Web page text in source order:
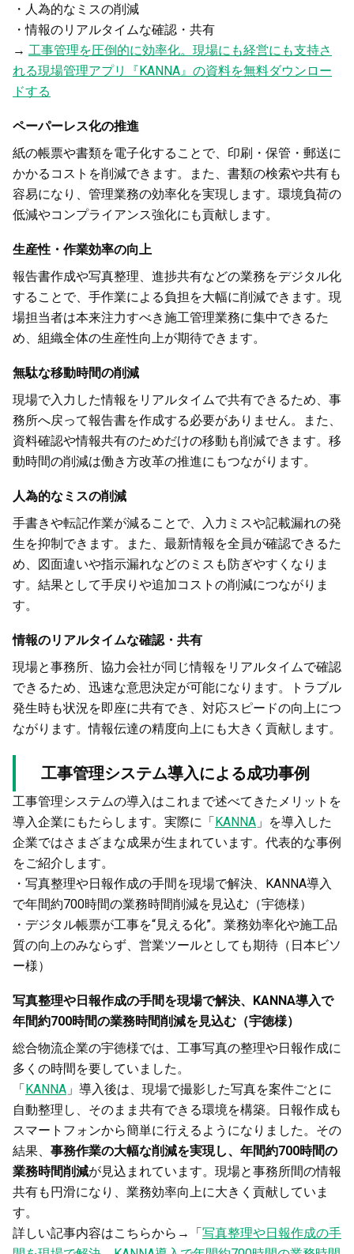
・人為的なミスの削減
・情報のリアルタイムな確認・共有
→ 工事管理を圧倒的に効率化。現場にも経営にも支持さ
れる現場管理アプリ『KANNA』の資料を無料ダウンロー
ドする
ペーパーレス化の推進
紙の帳票や書類を電子化することで、印刷・保管・郵送に
かかるコストを削減できます。また、書類の検索や共有も
容易になり、管理業務の効率化を実現します。環境負荷の
低減やコンプライアンス強化にも貢献します。
生産性・作業効率の向上
報告書作成や写真整理、進捗共有などの業務をデジタル化
することで、手作業による負担を大幅に削減できます。現
場担当者は本来注力すべき施工管理業務に集中できるた
め、組織全体の生産性向上が期待できます。
無駄な移動時間の削減
現場で入力した情報をリアルタイムで共有できるため、事
務所へ戻って報告書を作成する必要がありません。また、
資料確認や情報共有のためだけの移動も削減できます。移
動時間の削減は働き方改革の推進にもつながります。
人為的なミスの削減
手書きや転記作業が減ることで、入力ミスや記載漏れの発
生を抑制できます。また、最新情報を全員が確認できるた
め、図面違いや指示漏れなどのミスも防ぎやすくなりま
す。結果として手戻りや追加コストの削減につながりま
す。
情報のリアルタイムな確認・共有
現場と事務所、協力会社が同じ情報をリアルタイムで確認
できるため、迅速な意思決定が可能になります。トラブル
発生時も状況を即座に共有でき、対応スピードの向上につ
ながります。情報伝達の精度向上にも大きく貢献します。
工事管理システム導入による成功事例
工事管理システムの導入はこれまで述べてきたメリットを
導入企業にもたらします。実際に「KANNA 」を導入した
企業ではさまざまな成果が生まれています。代表的な事例
をご紹介します。
・写真整理や日報作成の手間を現場で解決、KANNA導入
で年間約700時間の業務時間削減を見込む（宇徳様）
・デジタル帳票が工事を“見える化”。業務効率化や施工品
質の向上のみならず、営業ツールとしても期待（日本ビソ
ー様）
写真整理や日報作成の手間を現場で解決、KANNA導入で
年間約700時間の業務時間削減を見込む（宇徳様）
総合物流企業の宇徳様では、工事写真の整理や日報作成に
多くの時間を要していました。
「KANNA 」導入後は、現場で撮影した写真を案件ごとに
自動整理し、そのまま共有できる環境を構築。日報作成も
スマートフォンから簡単に行えるようになりました。その
結果、 事務作業の大幅な削減を実現し、年間約700時間の
業務時間削減が見込まれています。現場と事務所間の情報
共有も円滑になり、業務効率向上に大きく貢献していま
す。
詳しい記事内容はこちらから→「写真整理や日報作成の手